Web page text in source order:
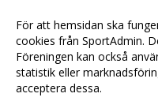
För att hemsidan ska
cookies från SportAdmin.
Föreningen kan också
statistik eller
acceptera dessa.